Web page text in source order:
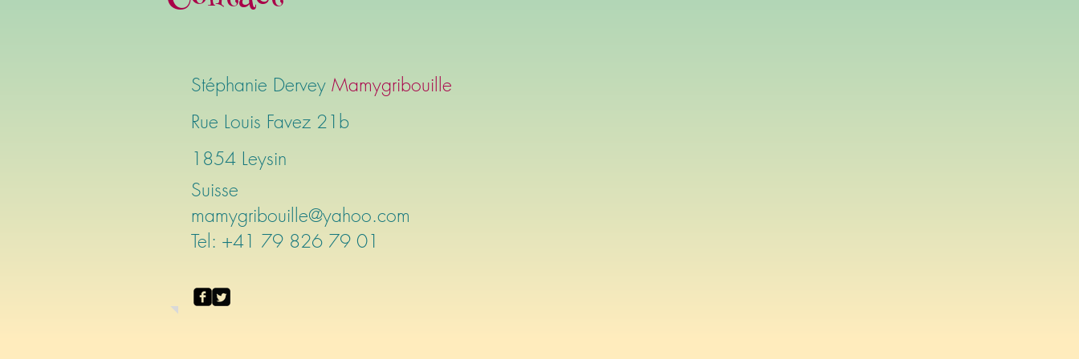
Stéphanie Dervey Mamygribouille
Rue Louis Favez 21b
1854 Leysin
Suisse
mamygribouille@yahoo.com
Tel: +41 79 826 79 01